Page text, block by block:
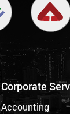
Corporate
Accounting